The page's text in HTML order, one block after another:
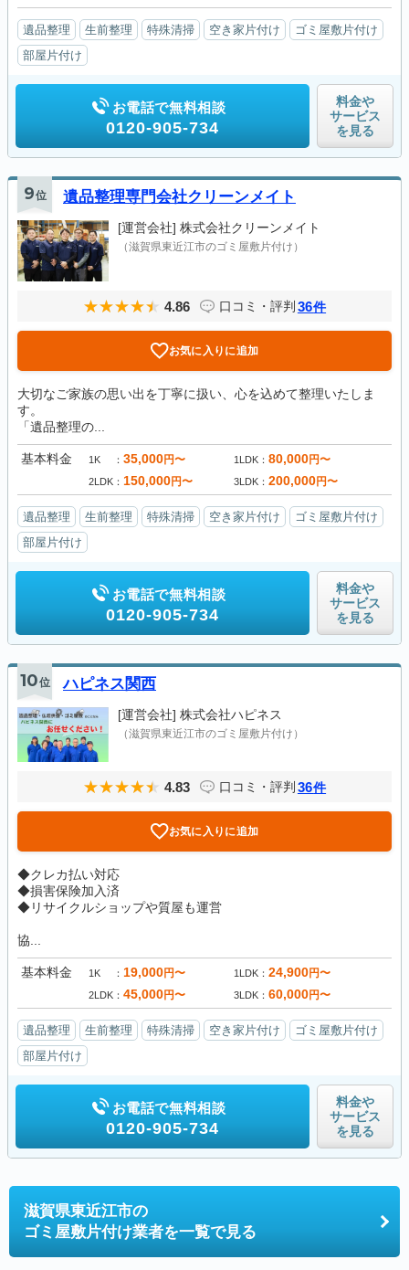
遺品整理 生前整理 特殊清掃 空き家片付け
ゴミ屋敷片付け
部屋片付け
お電話で無料相談
0120-905-734
料金や
サービス
を見る
9位 遺品整理専門会社クリーンメイト
[運営会社] 株式会社クリーンメイト
（滋賀県東近江市のゴミ屋敷片付け）
4.86 口コミ・評判 36件
お気に入りに追加
大切なご家族の思い出を丁寧に扱い、心を込めて整理いたしま
す。
「遺品整理の...
基本料金 1K 35,000円〜 1LDK 80,000円〜
2LDK 150,000円〜 3LDK 200,000円〜
遺品整理 生前整理 特殊清掃 空き家片付け
ゴミ屋敷片付け
部屋片付け
お電話で無料相談
0120-905-734
料金や
サービス
を見る
10位 ハピネス関西
[運営会社] 株式会社ハピネス
（滋賀県東近江市のゴミ屋敷片付け）
4.83 口コミ・評判 36件
お気に入りに追加
◆クレカ払い対応
◆損害保険加入済
◆リサイクルショップや質屋も運営
協...
基本料金 1K 19,000円〜 1LDK 24,900円〜
2LDK 45,000円〜 3LDK 60,000円〜
遺品整理 生前整理 特殊清掃 空き家片付け
ゴミ屋敷片付け
部屋片付け
お電話で無料相談
0120-905-734
料金や
サービス
を見る
滋賀県東近江市の
ゴミ屋敷片付け業者を一覧で見る